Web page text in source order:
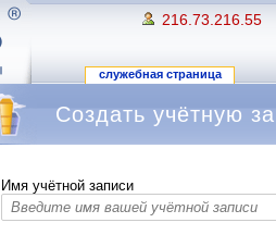
216.73.216.55
служебная страница
Создать учётную
Имя учётной записи